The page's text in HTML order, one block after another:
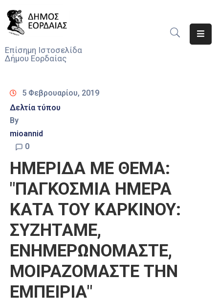
Επίσημη Ιστοσελίδα
Δήμου Εορδαίας
Νέα
Υπηρεσίες
Του
Δήμου
Προσκλήσεις
Αποφάσεις
Τηλέφωνα
Καιρός
5 Φεβρουαρίου, 2019
Δελτία τύπου
By
mioannid
0
ΗΜΕΡΙΔΑ ΜΕ ΘΕΜΑ:
"ΠΑΓΚΟΣΜΙΑ ΗΜΕΡΑ
ΚΑΤΑ ΤΟΥ ΚΑΡΚΙΝΟΥ:
ΣΥΖΗΤΑΜΕ,
ΕΝΗΜΕΡΩΝΟΜΑΣΤΕ,
ΜΟΙΡΑΖΟΜΑΣΤΕ ΤΗΝ
ΕΜΠΕΙΡΙΑ"